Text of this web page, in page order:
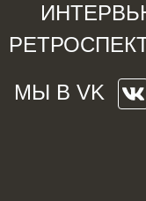
МЫ В VK